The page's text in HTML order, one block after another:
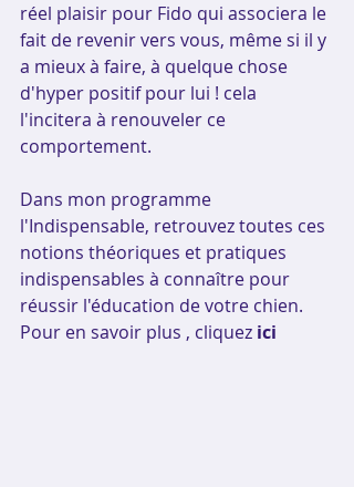
réel plaisir pour Fido qui associera le
fait de revenir vers vous, même si il y
a mieux à faire, à quelque chose
d'hyper positif pour lui ! cela
l'incitera à renouveler ce
comportement.
Dans mon programme
l'Indispensable, retrouvez toutes ces
notions théoriques et pratiques
indispensables à connaître pour
réussir l'éducation de votre chien.
Pour en savoir plus , cliquez ici